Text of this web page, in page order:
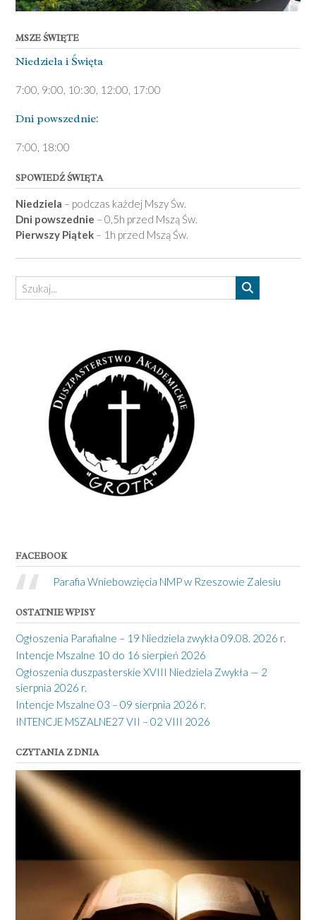
MSZE ŚWIĘTE
Niedziela ­i Święta
7:00, 9:00, 10:30, 12:00, 17:00
Dni pows­zednie:
7­:00, 18:00­
SPOWIEDŹ ŚWIĘTA
Niedziela – podczas każdej Mszy Św.
Dni powszednie – 0,5h przed Mszą Św.
Pierwszy Piątek – 1h przed Mszą Św.
FACEBOOK
Parafia Wniebowzięcia NMP w Rzeszowie Zalesiu
OSTATNIE WPISY
Ogłoszenia Parafialne – 19 Niedziela zwykła 09.08. 2026 r.
Intencje Mszalne 10 do 16 sierpień 2026
Ogłoszenia duszpasterskie XVIII Niedziela Zwykła — 2
sierpnia 2026 r.
Intencje Mszalne 03 – 09 sierpnia 2026 r.
INTENCJE MSZALNE27 VII – 02 VIII 2026
CZYTANIA Z DNIA